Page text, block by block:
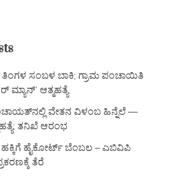
ಸಂಬಳ ಬಾಕಿ; ಗ್ರಾಮ ಪಂಚಾಯಿತಿ
ಮ್ಯಾನ್’ ಆತ್ಮಹತ್ಯೆ
ವೇತನ ವಿಳಂಬ ಹಿನ್ನೆಲೆ —
ತನಿಖೆ ಆರಂಭ
ಹೈಕೋರ್ಟ್ ಬೆಂಬಲ – ಎಬಿವಿಪಿ
ತೆರೆ